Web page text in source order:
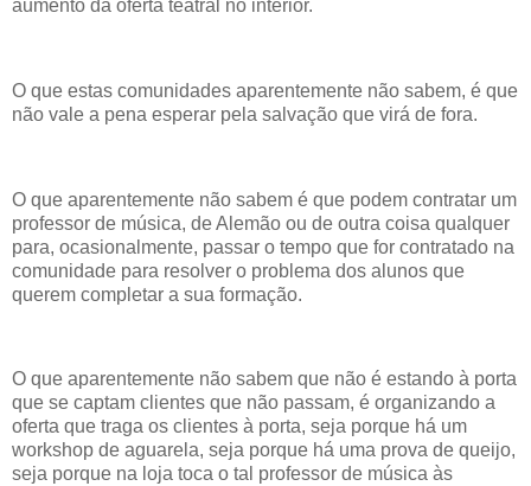
aumento da oferta teatral no interior.
O que estas comunidades aparentemente não sabem, é que
não vale a pena esperar pela salvação que virá de fora.
O que aparentemente não sabem é que podem contratar um
professor de música, de Alemão ou de outra coisa qualquer
para, ocasionalmente, passar o tempo que for contratado na
comunidade para resolver o problema dos alunos que
querem completar a sua formação.
O que aparentemente não sabem que não é estando à porta
que se captam clientes que não passam, é organizando a
oferta que traga os clientes à porta, seja porque há um
workshop de aguarela, seja porque há uma prova de queijo,
seja porque na loja toca o tal professor de música às